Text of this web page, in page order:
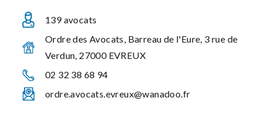
139 avocats
Ordre des Avocats, Barreau de l'Eure, 3 rue de
Verdun, 27000 EVREUX
02 32 38 68 94
ordre.avocats.evreux@wanadoo.fr